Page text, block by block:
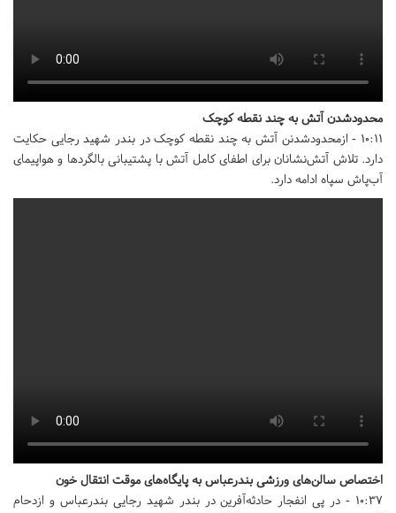
محدودشدن آتش به چند نقطه کوچک
10:11 - ازمحدودشدنن آتش به چند نقطه کوچک در بندر شهید رجایی حکایت
دارد. تلاش آتش‌نشانان برای اطفای کامل آتش با پشتیبانی بالگرد‌ها و هواپیمای
آب‌پاش سپاه ادامه دارد.
اختصاص سالن‌های ورزشی بندرعباس به پایگاه‌های موقت انتقال خون
10:37 - در پی انفجار حادثه‌آفرین در بندر شهید رجایی بندرعباس و ازدحام